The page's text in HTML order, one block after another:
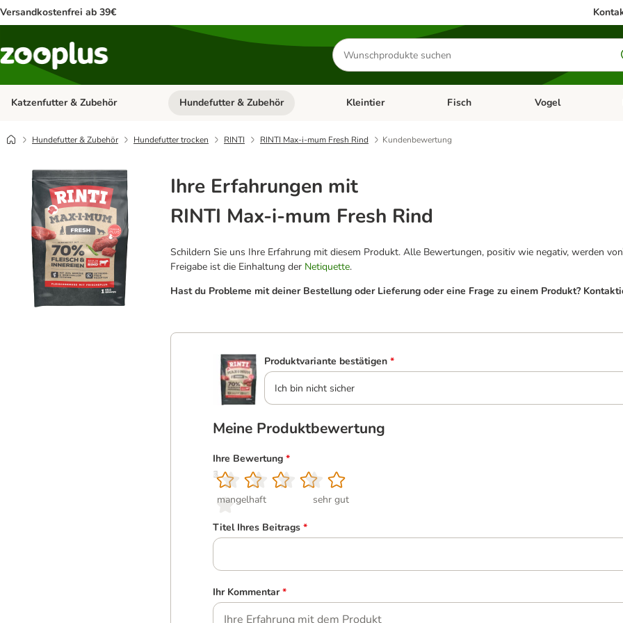
Versandkostenfrei ab 39€
Produkte
suchen
Katzenfutter & Zubehör Kategorie-Menü öffnen: Katzenfutter & Zubehör
Hundefutter & Zubehör Kategorie-Menü öffnen: Hundefutter & Zubehör
Kleintier Kategorie-Menü öffnen: Kleintier
Fisch Kategorie-Menü
Vogel
Hundefutter & Zubehör Hundefutter trocken RINTI RINTI Max-i-mum Fresh Rind Kundenbewertung
Ihre Erfahrungen mit
RINTI Max-i-mum Fresh Rind
Schildern Sie uns Ihre Erfahrung mit diesem Produkt. Alle Bewertungen, positiv wie negativ, werden
Freigabe ist die Einhaltung der Netiquette.
Hast du Probleme mit deiner Bestellung oder Lieferung oder eine Frage zu einem Produkt?
Produktvariante bestätigen *
Ich bin nicht sicher
Meine Produktbewertung
Ihre Bewertung *
1
mangelhaft
2
3
4
5
sehr gut
Titel Ihres Beitrags *
Ihr Kommentar *